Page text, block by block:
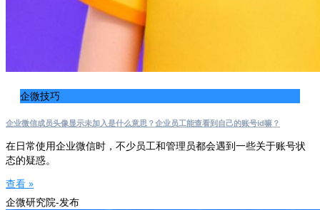
企微技巧
企业微信成员头像显示未加入是什么意思？企业员工能查看到自己的账号id嘛？
在日常使用企业微信时，不少员工和管理员都会遇到一些关于账号状
态的疑惑。
查看 »
企微研究院-发布